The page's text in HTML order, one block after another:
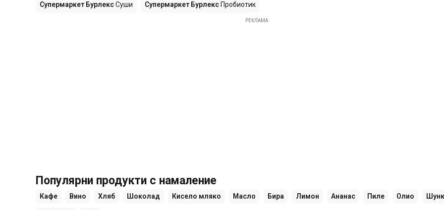
Супермаркет БурлексСуши Супермаркет Бурлекс Пробиотик
РЕКЛАМА
Популярни продукти с намаление
Кафе Вино Хляб Шоколад Кисело мляко Масло Бира Лимон Ананас Пиле Олио